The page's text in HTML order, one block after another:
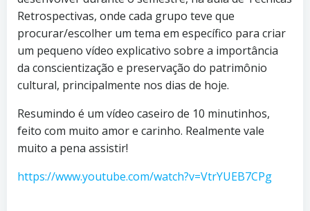
Retrospectivas, onde cada grupo teve que
procurar/escolher um tema em específico para criar
um pequeno vídeo explicativo sobre a importância
da conscientização e preservação do patrimônio
cultural, principalmente nos dias de hoje.
Resumindo é um vídeo caseiro de 10 minutinhos,
feito com muito amor e carinho. Realmente vale
muito a pena assistir!
https://www.youtube.com/watch?v=VtrYUEB7CPg